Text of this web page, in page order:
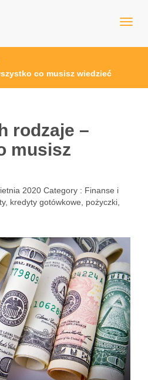
co musisz wiedzieć
rodzaje –
musisz
2020 Category : Finanse i
, kredyty gotówkowe pożyczki